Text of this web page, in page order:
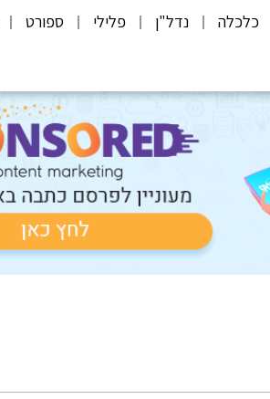
כלכלה נדל"ן פלילי ספורט